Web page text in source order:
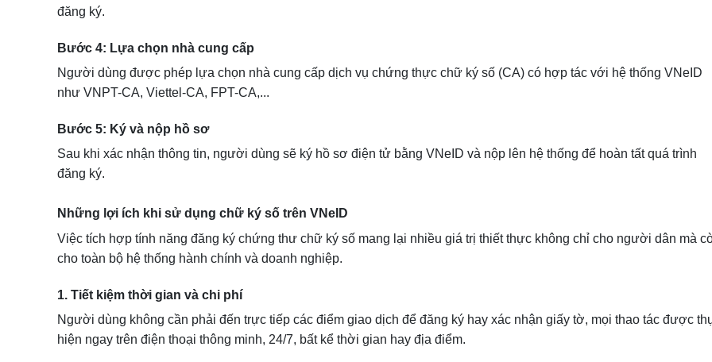
đăng ký.
Bước 4: Lựa chọn nhà cung cấp
Người dùng được phép lựa chọn nhà cung cấp dịch vụ chứng thực chữ ký số (CA) có hợp tác với hệ thống VNeID
như VNPT-CA, Viettel-CA, FPT-CA,...
Bước 5: Ký và nộp hồ sơ
Sau khi xác nhận thông tin, người dùng sẽ ký hồ sơ điện tử bằng VNeID và nộp lên hệ thống để hoàn tất quá trình
đăng ký.
Những lợi ích khi sử dụng chữ ký số trên VNeID
Việc tích hợp tính năng đăng ký chứng thư chữ ký số mang lại nhiều giá trị thiết thực không chỉ cho người dân mà
cho toàn bộ hệ thống hành chính và doanh nghiệp.
1. Tiết kiệm thời gian và chi phí
Người dùng không cần phải đến trực tiếp các điểm giao dịch để đăng ký hay xác nhận giấy tờ, mọi thao tác được
hiện ngay trên điện thoại thông minh, 24/7, bất kể thời gian hay địa điểm.